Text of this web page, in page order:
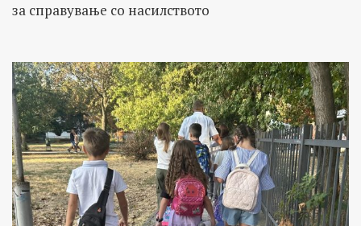
за справување со насилството